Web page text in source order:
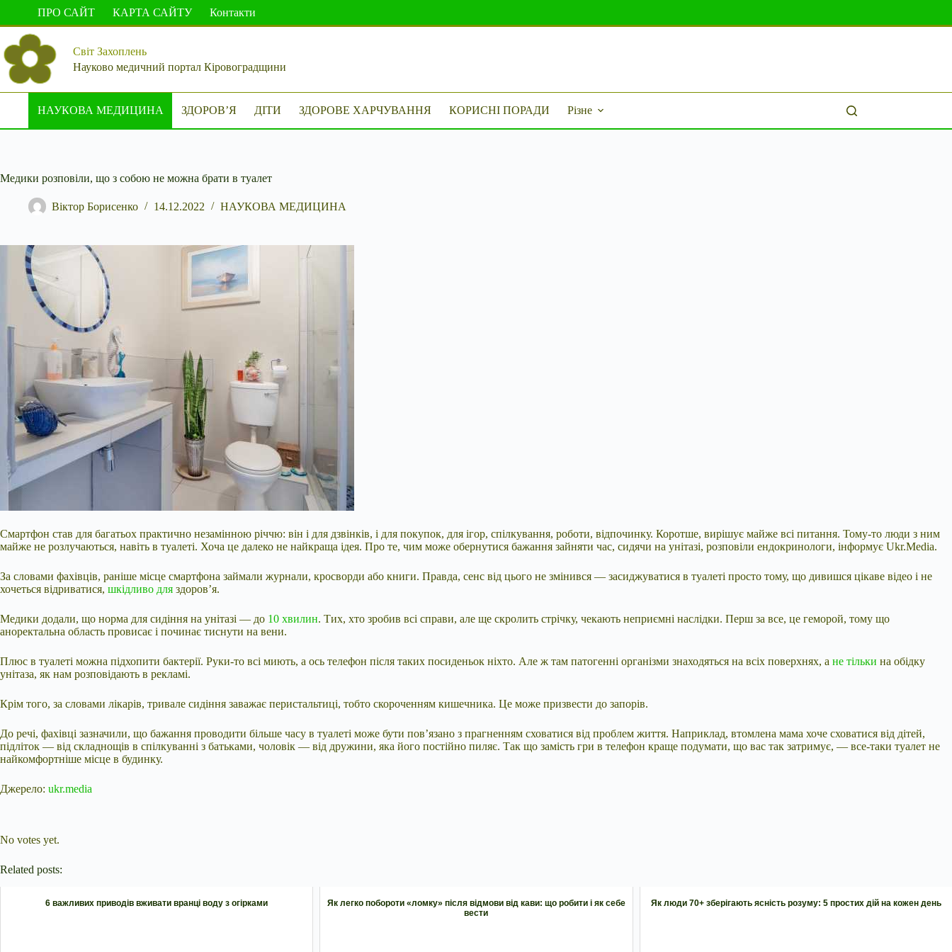
вмісту
ПРО САЙТ КАРТА САЙТУ Контакти
Світ Захоплень
Науково медичний портал Кіровоградщини
НАУКОВА МЕДИЦИНА ЗДОРОВ’Я ДІТИ ЗДОРОВЕ ХАРЧУВАННЯ КОРИСНІ ПОРАДИ Різне
Медики розповіли, що з собою не можна брати в туалет
Віктор Борисенко 14.12.2022 НАУКОВА МЕДИЦИНА
Смартфон став для багатьох практично незамінною річчю: він і для дзвінків, і для покупок, для ігор, спілкування, роботи, відпочинку. Коротше, вирішує майже всі питання. Тому-то люди з ним
майже не розлучаються, навіть в туалеті. Хоча це далеко не найкраща ідея. Про те, чим може обернутися бажання зайняти час, сидячи на унітазі, розповіли ендокринологи, інформує Ukr.Media.
За словами фахівців, раніше місце смартфона займали журнали, кросворди або книги. Правда, сенс від цього не змінився — засиджуватися в туалеті просто тому, що дивишся цікаве відео і не
хочеться відриватися, шкідливо для здоров’я.
Медики додали, що норма для сидіння на унітазі — до 10 хвилин. Тих, хто зробив всі справи, але ще скролить стрічку, чекають неприємні наслідки. Перш за все, це геморой, тому що
аноректальна область провисає і починає тиснути на вени.
Плюс в туалеті можна підхопити бактерії. Руки-то всі миють, а ось телефон після таких посиденьок ніхто. Але ж там патогенні організми знаходяться на всіх поверхнях, а не тільки на обідку
унітаза, як нам розповідають в рекламі.
Крім того, за словами лікарів, тривале сидіння заважає перистальтиці, тобто скороченням кишечника. Це може призвести до запорів.
До речі, фахівці зазначили, що бажання проводити більше часу в туалеті може бути пов’язано з прагненням сховатися від проблем життя. Наприклад, втомлена мама хоче сховатися від дітей,
підліток — від складнощів в спілкуванні з батьками, чоловік — від дружини, яка його постійно пиляє. Так що замість гри в телефон краще подумати, що вас так затримує, — все-таки туалет не
найкомфортніше місце в будинку.
Джерело: ukr.media
No votes yet.
Related posts:
6 важливих приводів вживати вранці воду з огірками
Як легко побороти «ломку» після відмови від кави: що робити і як себе
вести
Як люди 70+ зберігають ясність розуму: 5 простих дій на кожен день